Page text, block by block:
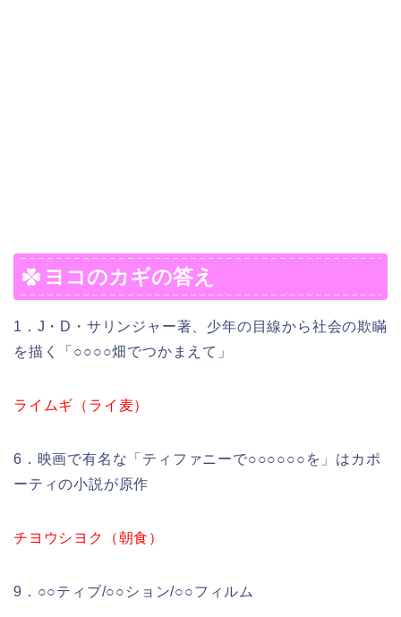
ヨコのカギの答え
1．J・D・サリンジャー著、少年の目線から社会の欺瞞
を描く「○○○○畑でつかまえて」
ライムギ（ライ麦）
6．映画で有名な「ティファニーで○○○○○○を」はカポ
ーティの小説が原作
チヨウシヨク（朝食）
9．○○ティブ/○○ション/○○フィルム